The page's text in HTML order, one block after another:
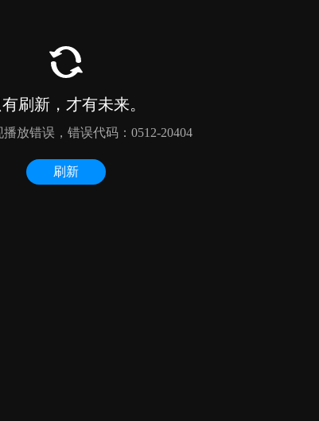
有刷新，才有未来。
放错误，错误代码：0512-20404
刷新